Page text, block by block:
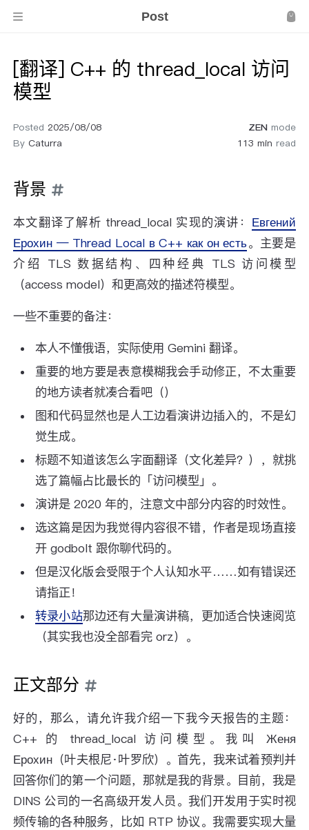
Post
[翻译] C++ 的 thread_local 访问
模型
Posted 2025/08/08 ZEN mode
By Caturra 113 min read
背景
本文翻译了解析 thread_local 实现的演讲： Евгений
Ерохин — Thread Local в C++ как он есть。主要是
介绍 TLS 数据结构、四种经典 TLS 访问模型
（access model）和更高效的描述符模型。
一些不重要的备注：
本人不懂俄语，实际使用 Gemini 翻译。
重要的地方要是表意模糊我会手动修正，不太重要
的地方读者就凑合看吧（）
图和代码显然也是人工边看演讲边插入的，不是幻
觉生成。
标题不知道该怎么字面翻译（文化差异？），就挑
选了篇幅占比最长的「访问模型」。
演讲是 2020 年的，注意文中部分内容的时效性。
选这篇是因为我觉得内容很不错，作者是现场直接
开 godbolt 跟你聊代码的。
但是汉化版会受限于个人认知水平……如有错误还
请指正！
转录小站那边还有大量演讲稿，更加适合快速阅览
（其实我也没全部看完 orz）。
正文部分
好的，那么，请允许我介绍一下我今天报告的主题：
C++ 的 thread_local 访问模型。我叫 Женя
Ерохин（叶夫根尼·叶罗欣）。首先，我来试着预判并
回答你们的第一个问题，那就是我的背景。目前，我是
DINS 公司的一名高级开发人员。我们开发用于实时视
频传输的各种服务，比如 RTP 协议。我需要实现大量